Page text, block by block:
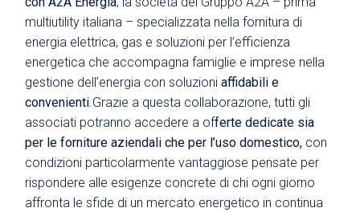
multiutility italiana – specializzata nella fornitura di
energia elettrica, gas e soluzioni per l’efficienza
energetica che accompagna famiglie e imprese nella
gestione dell’energia con soluzioniaffidabili e
convenienti.Grazie a questa collaborazione, tutti gli
associati potranno accedere a offerte dedicate sia
per le forniture aziendali che per l’uso domestico, con
condizioni particolarmente vantaggiose pensate per
rispondere alle esigenze concrete di chi ogni giorno
affronta le sfide di un mercato energetico in continua